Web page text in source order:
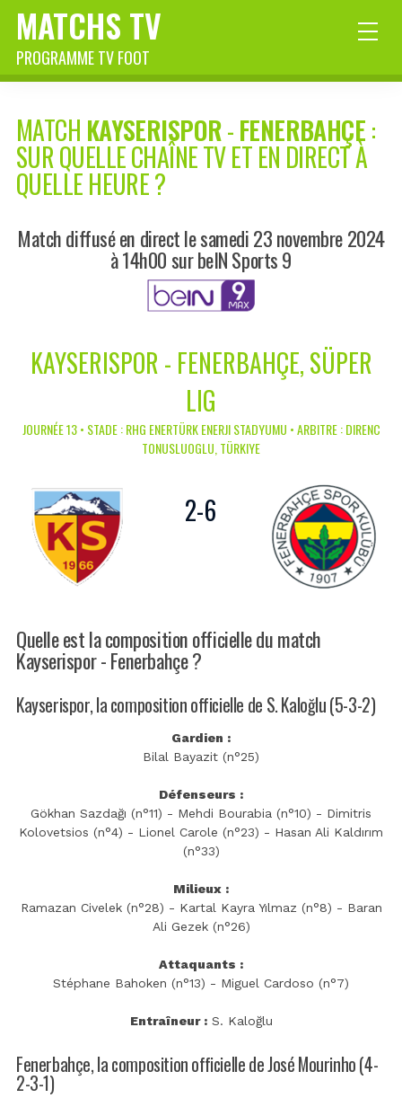
MATCHS TV
PROGRAMME TV FOOT
MATCH KAYSERISPOR-FENERBAHÇE:
SUR QUELLE CHAÎNE TV ET EN DIRECT À
QUELLE HEURE ?
Match diffusé en direct le samedi 23 novembre 2024
à 14h00 sur beIN Sports 9
KAYSERISPOR - FENERBAHÇE, SÜPER
LIG
JOURNÉE 13 • STADE : RHG ENERTÜRK ENERJI STADYUMU • ARBITRE : DIRENC
TONUSLUOGLU, TÜRKIYE
2-6
Quelle est la composition officielle du match
Kayserispor - Fenerbahçe ?
Kayserispor, la composition officielle de S. Kaloğlu (5-3-2)
Gardien :
Bilal Bayazit (n°25)
Défenseurs :
Gökhan Sazdağı (n°11) - Mehdi Bourabia (n°10) - Dimitris
Kolovetsios (n°4) - Lionel Carole (n°23) - Hasan Ali Kaldırım
(n°33)
Milieux :
Ramazan Civelek (n°28) - Kartal Kayra Yılmaz (n°8) - Baran
Ali Gezek (n°26)
Attaquants :
Stéphane Bahoken (n°13) - Miguel Cardoso (n°7)
Entraîneur :S. Kaloğlu
Fenerbahçe, la composition officielle de José Mourinho (4-
2-3-1)